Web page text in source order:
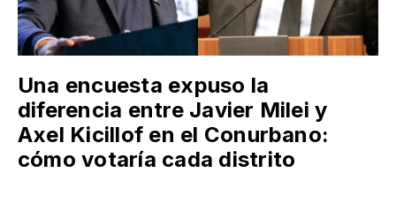
Una encuesta expuso la
diferencia entre Javier Milei y
Axel Kicillof en el Conurbano:
cómo votaría cada distrito